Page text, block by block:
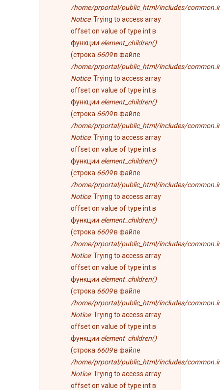
/home/prportal/public_html/includes/
Notice: Trying to access array
offset on value of type int в
функции element_children()
(строка 6609в файле
/home/prportal/public_html/includes/
Notice: Trying to access array
offset on value of type int в
функции element_children()
(строка 6609в файле
/home/prportal/public_html/includes/
Notice: Trying to access array
offset on value of type int в
функции element_children()
(строка 6609в файле
/home/prportal/public_html/includes/
Notice: Trying to access array
offset on value of type int в
функции element_children()
(строка 6609в файле
/home/prportal/public_html/includes/
Notice: Trying to access array
offset on value of type int в
функции element_children()
(строка 6609в файле
/home/prportal/public_html/includes/
Notice: Trying to access array
offset on value of type int в
функции element_children()
(строка 6609в файле
/home/prportal/public_html/includes/
Notice: Trying to access array
offset on value of type int в